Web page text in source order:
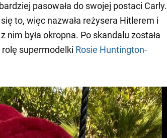
pasowała do swojej postaci Carly.
to, więc nazwała reżysera Hitlerem i
nim była okropna. Po skandalu została
supermodelki Rosie Huntington-